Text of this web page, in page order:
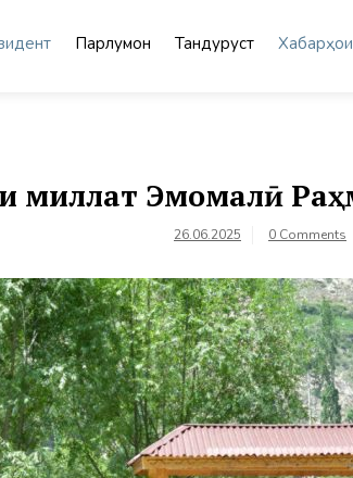
Парлумон Тандурустӣ
миллат Эмомалӣ
26.06.2025 0 Comments